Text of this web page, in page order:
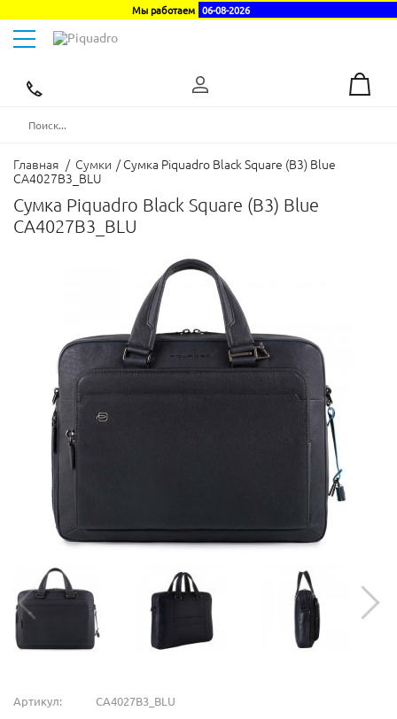
Мы работаем 06-08-2026
Toggle
navigation
Главная / Сумки / Cумка Piquadro Black Square (B3) Blue
CA4027B3_BLU
Cумка Piquadro Black Square (B3) Blue
CA4027B3_BLU
Артикул: CA4027B3_BLU